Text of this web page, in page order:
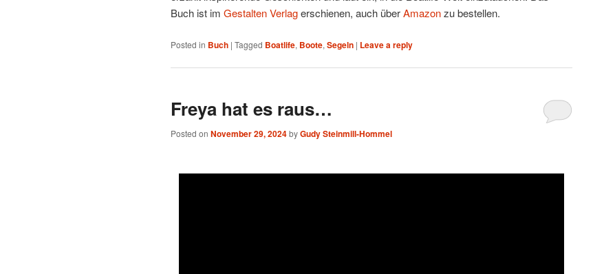
Buch ist im Gestalten Verlagerschienen, auch überAmazonzu bestellen.
Posted in Buch | Tagged Boatlife, Boote, Segeln | Leave a reply
Freya hat es raus…
Posted on November 29, 2024byGudy Steinmill-Hommel